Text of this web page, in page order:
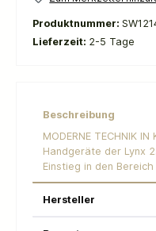
Produktnummer:
Lieferzeit: 2-5 Tage
Beschreibung
MODERNE TECHNIK IN
Handgeräte der Lynx
Einstieg in den
Hersteller